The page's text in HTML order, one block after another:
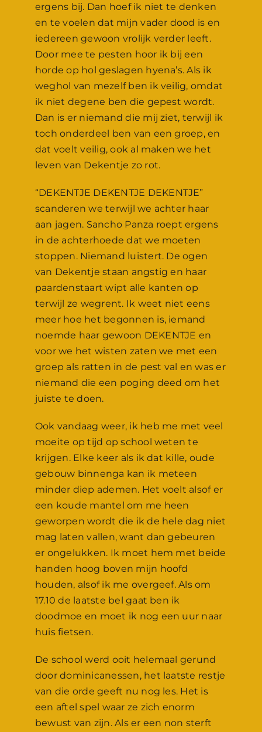
ergens bij. Dan hoef ik niet te denken
en te voelen dat mijn vader dood is en
iedereen gewoon vrolijk verder leeft.
Door mee te pesten hoor ik bij een
horde op hol geslagen hyena’s. Als ik
weghol van mezelf ben ik veilig, omdat
ik niet degene ben die gepest wordt.
Dan is er niemand die mij ziet, terwijl ik
toch onderdeel ben van een groep, en
dat voelt veilig, ook al maken we het
leven van Dekentje zo rot.
“DEKENTJE DEKENTJE DEKENTJE”
scanderen we terwijl we achter haar
aan jagen. Sancho Panza roept ergens
in de achterhoede dat we moeten
stoppen. Niemand luistert. De ogen
van Dekentje staan angstig en haar
paardenstaart wipt alle kanten op
terwijl ze wegrent. Ik weet niet eens
meer hoe het begonnen is, iemand
noemde haar gewoon DEKENTJE en
voor we het wisten zaten we met een
groep als ratten in de pest val en was er
niemand die een poging deed om het
juiste te doen.
Ook vandaag weer, ik heb me met veel
moeite op tijd op school weten te
krijgen. Elke keer als ik dat kille, oude
gebouw binnenga kan ik meteen
minder diep ademen. Het voelt alsof er
een koude mantel om me heen
geworpen wordt die ik de hele dag niet
mag laten vallen, want dan gebeuren
er ongelukken. Ik moet hem met beide
handen hoog boven mijn hoofd
houden, alsof ik me overgeef. Als om
17.10 de laatste bel gaat ben ik
doodmoe en moet ik nog een uur naar
huis fietsen.
De school werd ooit helemaal gerund
door dominicanessen, het laatste restje
van die orde geeft nu nog les. Het is
een aftel spel waar ze zich enorm
bewust van zijn. Als er een non sterft